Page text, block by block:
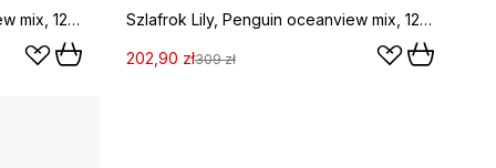
Szlafrok Lily, Penguin oceanview mix, 122/128, 1-2 lata
Szlafrok Lily, Penguin oceanview mix, 122/128, 3-4 lat
202,90 zł309 zł